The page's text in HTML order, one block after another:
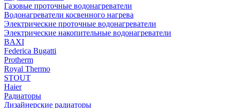
Газовые проточные водонагреватели
Водонагреватели косвенного нагрева
Электрические проточные водонагреватели
Электрические накопительные водонагреватели
BAXI
Federica Bugatti
Protherm
Royal Thermo
STOUT
Haier
Радиаторы
Дизайнерские радиаторы